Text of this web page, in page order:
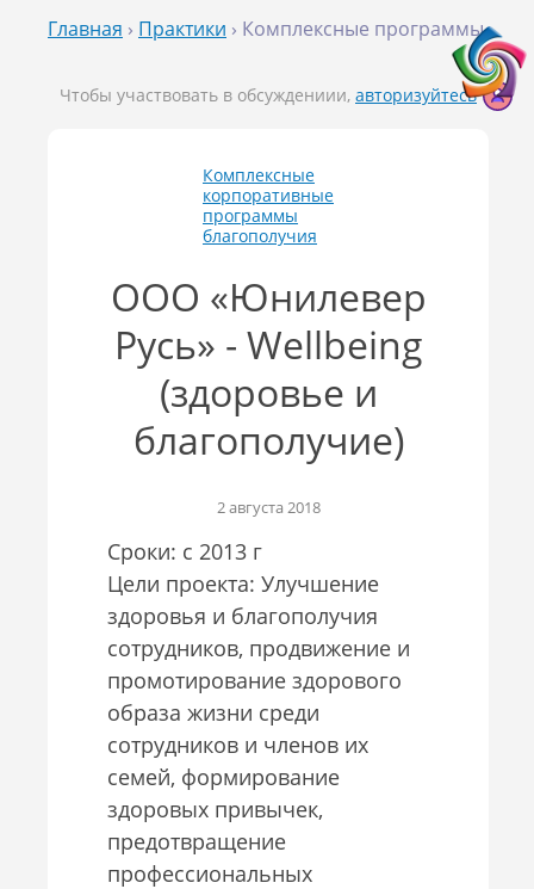
Главная › Практики › Комплексные программы
Чтобы участвовать в обсуждениии, авторизуйтесь
Комплексные
корпоративные
программы
благополучия
ООО «Юнилевер
Русь» - Wellbeing
(здоровье и
благополучие)
2 августа 2018
Сроки: с 2013 г
Цели проекта: Улучшение
здоровья и благополучия
сотрудников, продвижение и
промотирование здорового
образа жизни среди
сотрудников и членов их
семей, формирование
здоровых привычек,
предотвращение
профессиональных